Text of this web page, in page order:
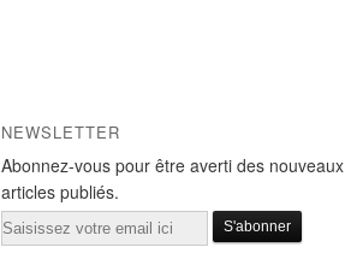
NEWSLETTER
Abonnez-vous pour être averti des nouveaux
articles publiés.
Email